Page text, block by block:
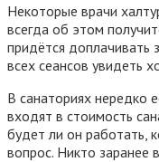
Некоторые врачи
всегда об этом
придётся доплачивать
всех сеансов увидеть
В санаториях нередко
входят в стоимость
будет ли он работать
вопрос. Никто заранее